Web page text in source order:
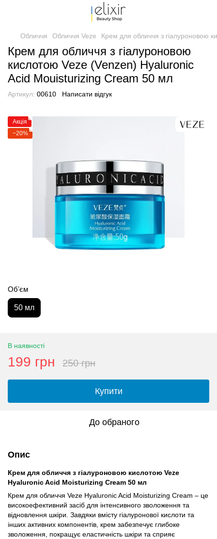
Обличчя Обличчя Veze Крем для обличчя з гіалуроновою
Крем для обличчя з гіалуроновою
кислотою Veze (Venzen) Hyaluronic
Acid Mouisturizing Cream 50 мл
Артикул: 00610 Написати відгук
Акція
−20%
Обʼєм
50 мл
В наявності
199 грн 250 грн
Купити
До обраного
Опис
Крем для обличчя з гіалуроновою кислотою Veze
Hyaluronic Acid Moisturizing Cream 50 мл
Крем для обличчя Veze Hyaluronic Acid Moisturizing Cream – це
високоефективний засіб для інтенсивного зволоження та
відновлення шкіри. Завдяки вмісту гіалуронової кислоти та
інших активних компонентів, крем забезпечує глибоке
зволоження, покращує еластичність шкіри та сприяє